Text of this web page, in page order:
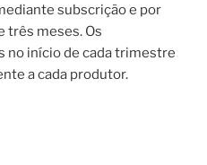
subscrição e por
três meses. Os
no início de cada trimestre
a cada produtor.